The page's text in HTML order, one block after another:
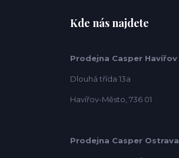
Kde nás najdete
Prodejna Casper Havířov
Dlouhá třída 13a
Havířov-Město, 736 01
Prodejna Casper Ostrava